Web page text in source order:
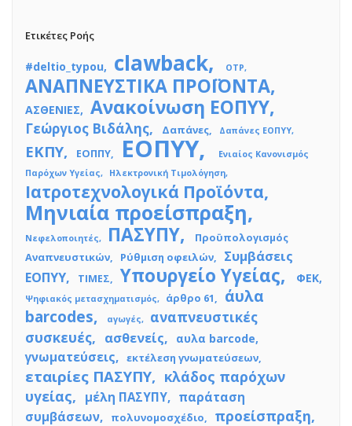
Ετικέτες Ροής
#deltio_typou clawback OTP
ΑΝΑΠΝΕΥΣΤΙΚΑ ΠΡΟΪΟΝΤΑ
ΑΣΘΕΝΙΕΣ Ανακοίνωση ΕΟΠΥΥ
Γεώργιος Βιδάλης Δαπάνες Δαπάνες ΕΟΠΥΥ
ΕΚΠΥ ΕΟΠΠΥ ΕΟΠΥΥ
Ενιαίος Κανονισμός
Παρόχων Υγείας
Ηλεκτρονική Τιμολόγηση
Ιατροτεχνολογικά Προϊόντα
Μηνιαία προείσπραξη
Νεφελοποιητές ΠΑΣΥΠΥ
Προϋπολογισμός
Αναπνευστικών
Ρύθμιση οφειλών
Συμβάσεις
ΕΟΠΥΥ
ΤΙΜΕΣ Υπουργείο Υγείας ΦΕΚ
Ψηφιακός μετασχηματισμός άρθρο 61
άυλα
barcodes
αγωγές
αναπνευστικές
συσκευές
ασθενείς αυλα barcode
γνωματεύσεις εκτέλεση γνωματεύσεων
εταιρίες ΠΑΣΥΠΥ
κλάδος παρόχων
υγείας
μέλη ΠΑΣΥΠΥ
παράταση
συμβάσεων
πολυνομοσχέδιο προείσπραξη